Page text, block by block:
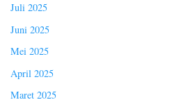
Juli 2025
Juni 2025
Mei 2025
April 2025
Maret 2025